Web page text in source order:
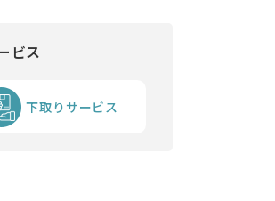
ビス
下取りサービス